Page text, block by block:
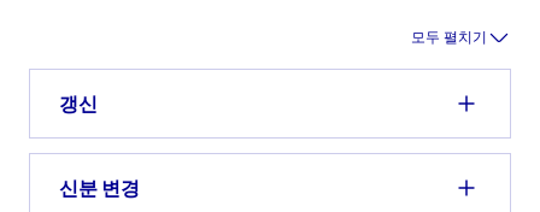
모두 펼치기
갱신
신분 변경